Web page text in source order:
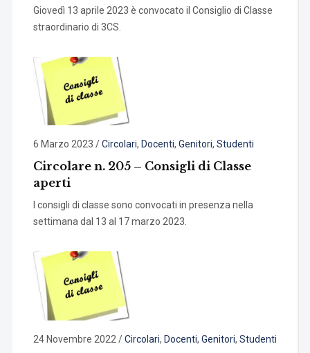
Giovedì 13 aprile 2023 è convocato il Consiglio di Classe
straordinario di 3CS.
6 Marzo 2023 /Circolari, Docenti, Genitori, Studenti
Circolare n. 205 – Consigli di Classe
aperti
I consigli di classe sono convocati in presenza nella
settimana dal 13 al 17 marzo 2023.
24 Novembre 2022 /Circolari, Docenti, Genitori, Studenti